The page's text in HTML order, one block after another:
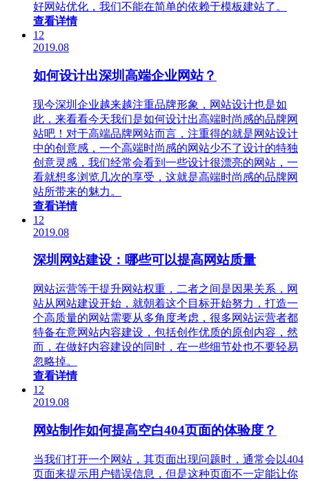
好网站优化，我们不能在简单的依赖于模板建站了。
查看详情
12
2019.08
如何设计出深圳高端企业网站？
现今深圳企业越来越注重品牌形象，网站设计也是如
此，来看看今天我们是如何设计出高端时尚感的品牌网
站吧！对于高端品牌网站而言，注重得的就是网站设计
中的创意感，一个高端时尚感的网站少不了设计的特独
创意灵感，我们经常会看到一些设计很漂亮的网站，一
看就想多浏览几次的享受，这就是高端时尚感的品牌网
站所带来的魅力。
查看详情
12
2019.08
深圳网站建设：哪些可以提高网站质量
网站运营等于提升网站权重，二者之间是因果关系，网
站从网站建设开始，就朝着这个目标开始努力，打造一
个高质量的网站需要从多角度考虑，很多网站运营者都
特备在意网站内容建设，包括创作优质的原创内容，然
而，在做好内容建设的同时，在一些细节处也不要轻易
忽略掉。
查看详情
12
2019.08
网站制作如何提高空白404页面的体验度？
当我们打开一个网站，其页面出现问题时，通常会以404
页面来提示用户错误信息，但是这种页面不一定能让你